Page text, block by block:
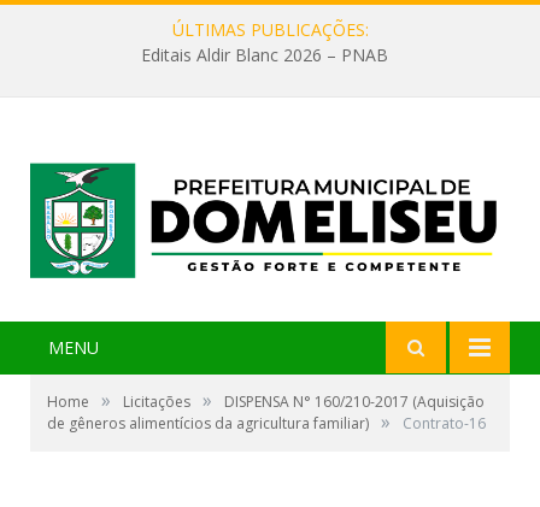
ÚLTIMAS PUBLICAÇÕES:
Editais Aldir Blanc 2026 – PNAB
MENU
Home » Licitações »
DISPENSA N° 160/210-2017 (Aquisição
de gêneros alimentícios da agricultura familiar) » Contrato-16